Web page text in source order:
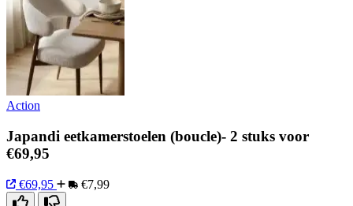
Action
Japandi eetkamerstoelen (boucle)- 2 stuks voor
€69,95
€69,95 €7,99